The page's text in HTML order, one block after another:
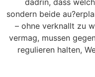
dadrin, dass
sondern beide
– ohne verknallt zu
vermag, mussen
regulieren halten,